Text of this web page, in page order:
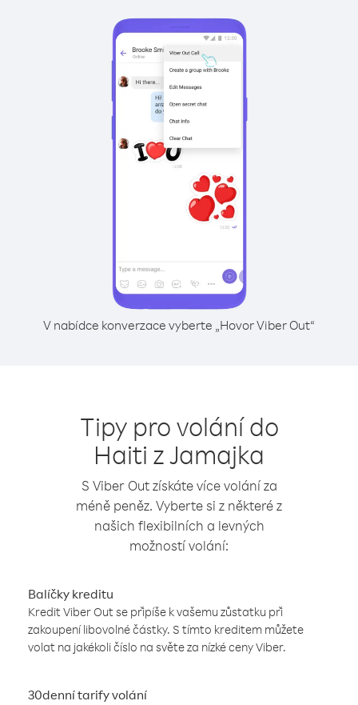
V nabídce konverzace vyberte „Hovor Viber Out“
Tipy pro volání do
Haiti z Jamajka
S Viber Out získáte více volání za
méně peněz. Vyberte si z některé z
našich flexibilních a levných
možností volání:
Balíčky kreditu
Kredit Viber Out se připíše k vašemu zůstatku při
zakoupení libovolné částky. S tímto kreditem můžete
volat na jakékoli číslo na světe za nízké ceny Viber.
30denní tarify volání